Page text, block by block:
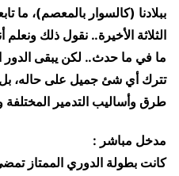
ببلادنا (كالسوار بالمعصم)، ما
الثلاثة الأخيرة.. نقول ذلك
ما في ما حدث.. لكن يبقى الدور
تترك أي شئ جميل على حاله، بل
طرق وأساليب التدمير المختلفة
مدخل مباشر :
كانت بطولة الدوري الممتاز